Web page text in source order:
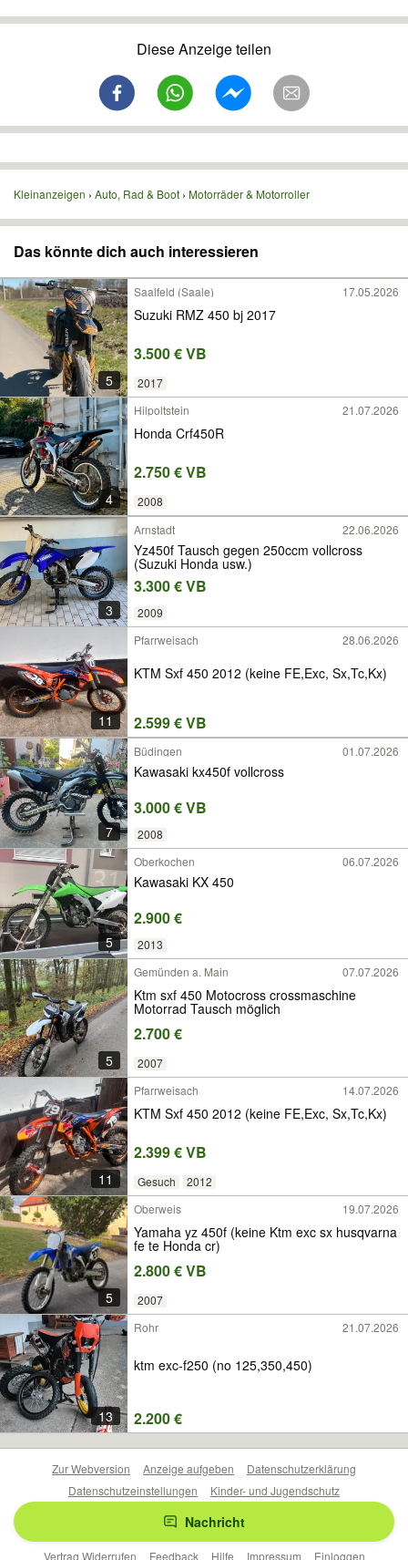
Diese Anzeige teilen
Kleinanzeigen Auto, Rad & Boot Motorräder & Motorroller
Das könnte dich auch interessieren
5
Saalfeld (Saale) 17.05.2026
Suzuki RMZ 450 bj 2017
3.500 € VB
2017
4
Hilpoltstein 21.07.2026
Honda Crf450R
2.750 € VB
2008
3
Arnstadt 22.06.2026
Yz450f Tausch gegen 250ccm vollcross
(Suzuki Honda usw.)
3.300 € VB
2009
11
Pfarrweisach 28.06.2026
KTM Sxf 450 2012 (keine FE,Exc, Sx,Tc,Kx)
2.599 € VB
7
Büdingen 01.07.2026
Kawasaki kx450f vollcross
3.000 € VB
2008
5
Oberkochen 06.07.2026
Kawasaki KX 450
2.900 €
2013
5
Gemünden a. Main 07.07.2026
Ktm sxf 450 Motocross crossmaschine
Motorrad Tausch möglich
2.700 €
2007
11
Pfarrweisach 14.07.2026
KTM Sxf 450 2012 (keine FE,Exc, Sx,Tc,Kx)
2.399 € VB
Gesuch 2012
5
Oberweis 19.07.2026
Yamaha yz 450f (keine Ktm exc sx husqvarna
fe te Honda cr)
2.800 € VB
2007
13
Rohr 21.07.2026
ktm exc-f250 (no 125,350,450)
2.200 €
Nachricht
Zur Webversion Anzeige aufgeben
Datenschutzerklärung
Datenschutzeinstellungen
Kinder- und Jugendschutz
Barrierefreiheitserklärung
Vertrag Widerrufen
Feedback Hilfe Impressum Einloggen